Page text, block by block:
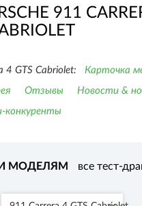
911
4 GTS Cabriolet:
Карточка
Отзывы
Новости &
конкуренты
МОДЕЛЯМ все тест-